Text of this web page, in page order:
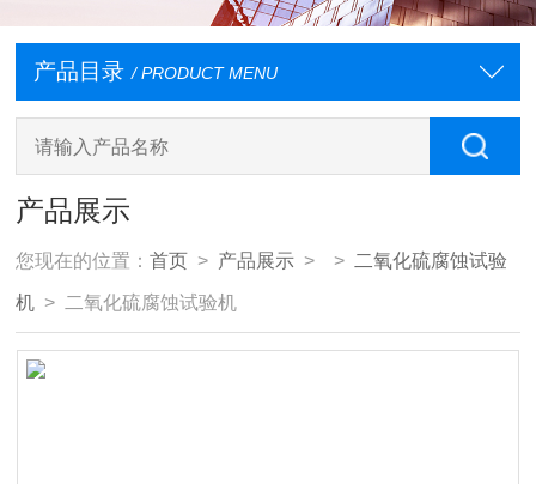
产品目录 / PRODUCT MENU
产品展示
您现在的位置：首页 > 产品展示 > > 二氧化硫腐蚀试验
机 > 二氧化硫腐蚀试验机